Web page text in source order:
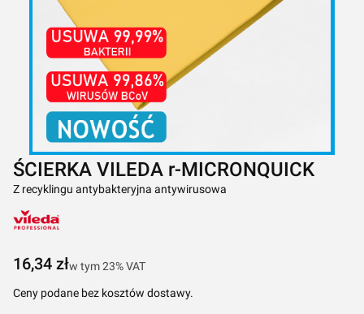
ŚCIERKA VILEDA r-MICRONQUICK
Z recyklingu antybakteryjna antywirusowa
Cena
16,34 złw tym 23% VAT
w tym23%VAT
Ceny podane bez kosztów dostawy.